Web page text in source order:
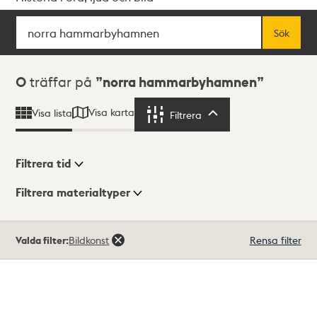
Sök
Sök
Sökresultat
0 träffar på norra hammarbyhamnen
Visa lista Visa karta Filtrera
Visningsläge
Filtrera tid
Filtrera materialtyper
träffar
Valda filter:Bildkonst Rensa filter